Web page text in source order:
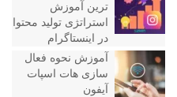
ترین آموزش
استراتژی تولید محتوا
در اینستاگرام
آموزش نحوه فعال
سازی هات اسپات
آیفون